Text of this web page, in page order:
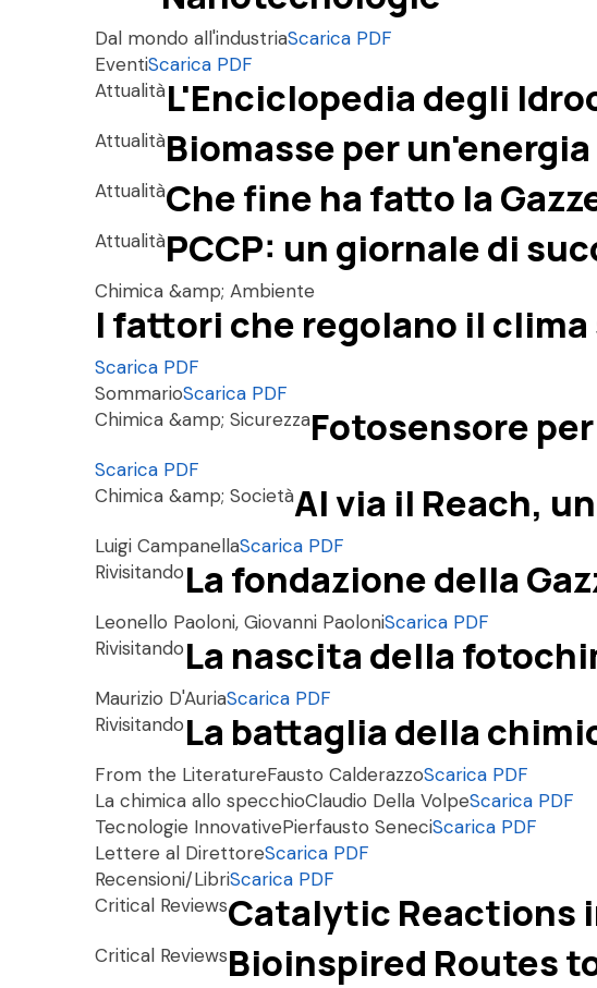
Dal mondo all'industriaScarica PDF
EventiScarica PDF
AttualitàL'Enciclopedia degli
AttualitàBiomasse per
AttualitàChe fine ha fatto la
AttualitàPCCP: un giornale di
Chimica &amp; Ambiente
I fattori che regolano il
Scarica PDF
SommarioScarica PDF
Chimica &amp; SicurezzaFotosensore
Scarica PDF
Chimica &amp; SocietàAl via il Reach,
Luigi CampanellaScarica PDF
RivisitandoLa fondazione della
Leonello Paoloni, Giovanni PaoloniScarica PDF
RivisitandoLa nascita della
Maurizio D'AuriaScarica PDF
RivisitandoLa battaglia della
From the LiteratureFausto CalderazzoScarica PDF
La chimica allo specchioClaudio Della VolpeScarica PDF
Tecnologie InnovativePierfausto SeneciScarica PDF
Lettere al DirettoreScarica PDF
Recensioni/LibriScarica PDF
Critical ReviewsCatalytic Reactions
Critical ReviewsBioinspired Routes